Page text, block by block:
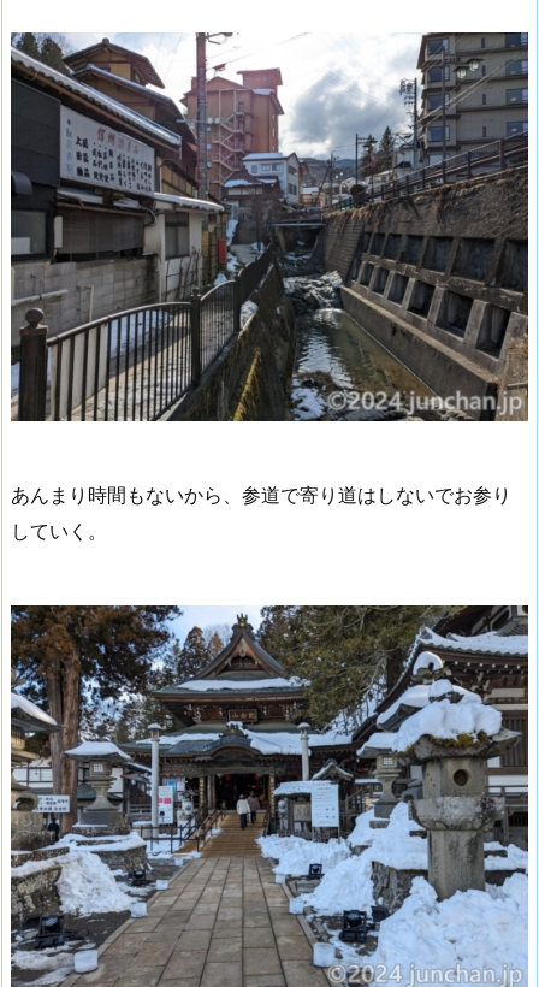
あんまり時間もないから、参道で寄り道はしないでお参り
していく。